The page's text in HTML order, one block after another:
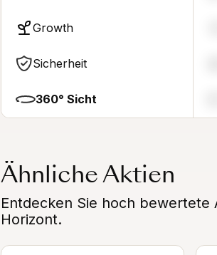
Growth
Sicherheit
360° Sicht
Ähnliche Aktien
Entdecken Sie hoch
Horizont.